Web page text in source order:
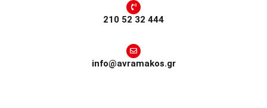
210 52 32 444
info@avramakos.gr